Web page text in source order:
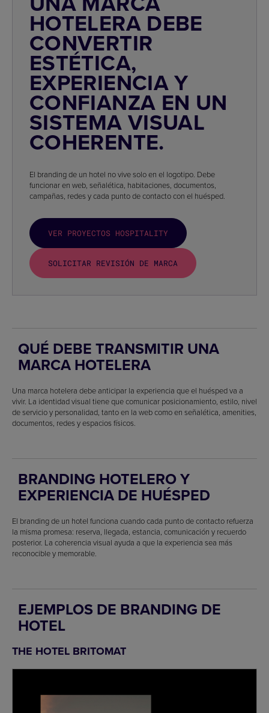
HOTELERA DEBE
CONVERTIR
ESTÉTICA,
EXPERIENCIA Y
CONFIANZA EN UN
SISTEMA VISUAL
COHERENTE.
El branding de un hotel no vive solo en el logotipo. Debe
funcionar en web, señalética, habitaciones, documentos,
campañas, redes y cada punto de contacto con el huésped.
VER PROYECTOS HOSPITALITY
SOLICITAR REVISIÓN DE MARCA
QUÉ DEBE TRANSMITIR UNA
MARCA HOTELERA
Una marca hotelera debe anticipar la experiencia que el huésped va a
vivir. La identidad visual tiene que comunicar posicionamiento, estilo, nivel
de servicio y personalidad, tanto en la web como en señalética, amenities,
documentos, redes y espacios físicos.
BRANDING HOTELERO Y
EXPERIENCIA DE HUÉSPED
El branding de un hotel funciona cuando cada punto de contacto refuerza
la misma promesa: reserva, llegada, estancia, comunicación y recuerdo
posterior. La coherencia visual ayuda a que la experiencia sea más
reconocible y memorable.
EJEMPLOS DE BRANDING DE
HOTEL
THE HOTEL BRITOMAT